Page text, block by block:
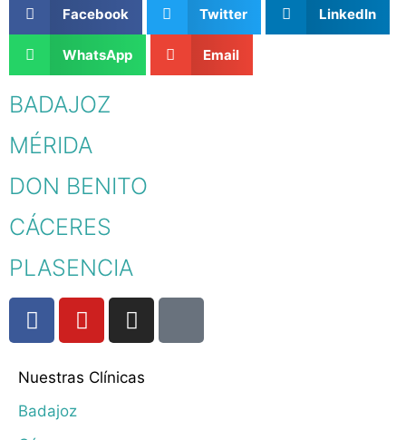
Facebook Twitter LinkedIn
WhatsApp Email
BADAJOZ
MÉRIDA
DON BENITO
CÁCERES
PLASENCIA
Nuestras Clínicas
Badajoz